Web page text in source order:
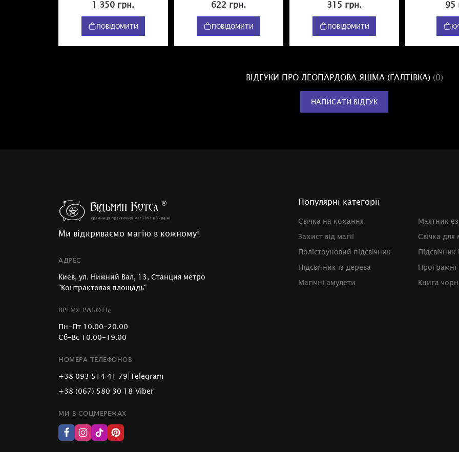
1 350 грн.
ПОВІДОМИТИ
622 грн.
ПОВІДОМИТИ
315 грн.
ПОВІДОМИТИ
95
ВІДГУКИ ПРО ЛЕОПАРДОВА ЯШМА (ГАЛТІВКА) (0)
НАПИСАТИ ВІДГУК
Ми відкриваємо магію в кожному!
АДРЕС
Киев, ул. Нижний Вал, 13, Станция метро
"Контрактовая площадь"
ВРЕМЯ РАБОТЫ
Пн-Пт 10.00-20.00
Сб-Вс 10.00-19.00
НОМЕРА ТЕЛЕФОНОВ
+38 093 514 41 79|Telegram
+38 (067) 580 30 18|Viber
МИ В СОЦМЕРЕЖАХ
Популярні категорії
Свічка на кохання
Маятник
Захист від магії
Свічка для
Полістоуновий підсвічник
Підсвічник
Підсвічник із дерева
Програмні
Магічні амулети
Книга